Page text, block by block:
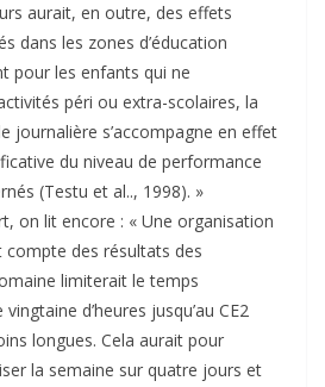
aurait, en outre, des effets
dans les zones d’éducation
pour les enfants qui ne
péri ou extra-scolaires, la
journalière s’accompagne en effet
du niveau de performance
(Testu et al.., 1998). »
on lit encore : « Une organisation
des résultats des
limiterait le temps
d’heures jusqu’au CE2
longues. Cela aurait pour
la semaine sur quatre jours et